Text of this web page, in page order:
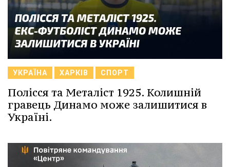
УКРАЇНА ХАРКІВ СПОРТ
Полісся та Металіст 1925. Колишній
гравець Динамо може залишитися в
Україні.